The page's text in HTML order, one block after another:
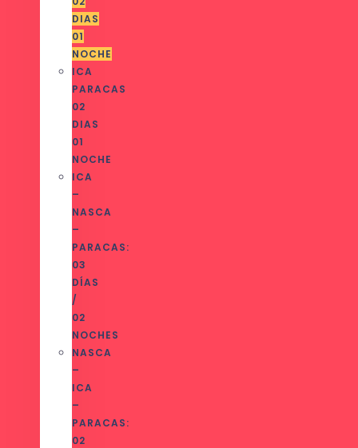
DIAS
01
NOCHE
ICA
PARACAS
02
DIAS
01
NOCHE
ICA
–
NASCA
–
PARACAS:
03
DÍAS
/
02
NOCHES
NASCA
–
ICA
–
PARACAS:
02